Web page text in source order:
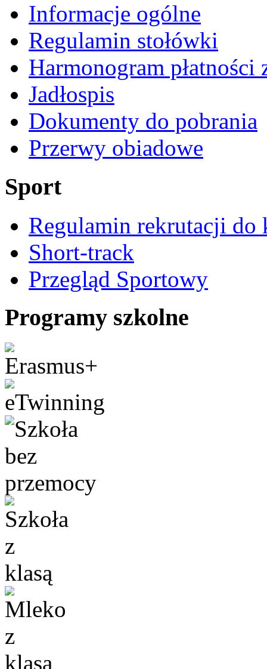
Informacje ogólne
Regulamin stołówki
Harmonogram płatności
Jadłospis
Dokumenty do pobrania
Przerwy obiadowe
Sport
Regulamin rekrutacji do
Short-track
Przegląd Sportowy
Programy szkolne